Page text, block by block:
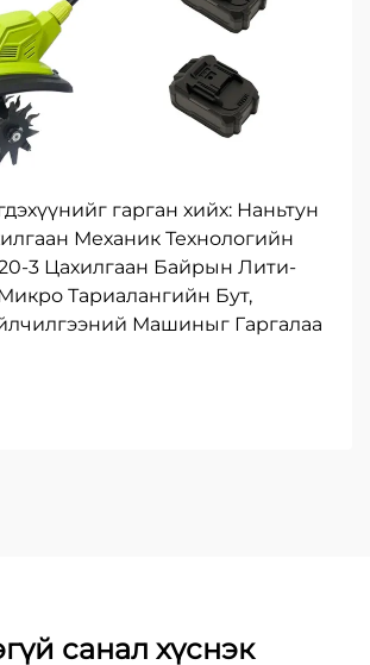
гарган хийх: Наньтун
Механик Технологийн
3 Цахилгаан Байрын Лити-
Тариалангийн Бут,
Машиныг Гаргалаа
санал хүснэк